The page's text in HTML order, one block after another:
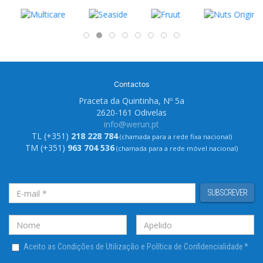
Contactos
Praceta da Quintinha, Nº 5a
2620-161 Odivelas
info@werun.pt
TL (+351) 218 228 784(chamada para a rede fixa nacional)
TM (+351) 963 704 536 (chamada para a rede móvel nacional)
SUBSCREVER
Aceito as Condições de Utilização e Política de Confidencialidade*